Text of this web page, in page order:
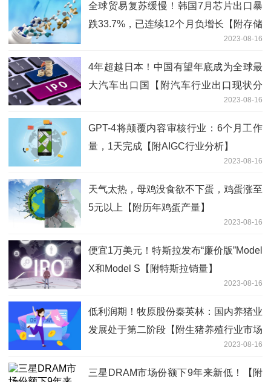
全球贸易复苏缓慢！韩国7月芯片出口暴
跌33.7%，已连续12个月负增长【附存储
2023-08-16
4年超越日本！中国有望年底成为全球最
大汽车出口国【附汽车行业出口现状分
2023-08-16
GPT-4将颠覆内容审核行业：6个月工作
量，1天完成【附AIGC行业分析】
2023-08-16
天气太热，母鸡没食欲不下蛋，鸡蛋涨至
5元以上【附历年鸡蛋产量】
2023-08-16
便宜1万美元！特斯拉发布“廉价版”Model
X和Model S【附特斯拉销量】
2023-08-16
低利润期！牧原股份秦英林：国内养猪业
发展处于第二阶段【附生猪养殖行业市场
2023-08-16
三星DRAM市场份额下9年来新低！【附